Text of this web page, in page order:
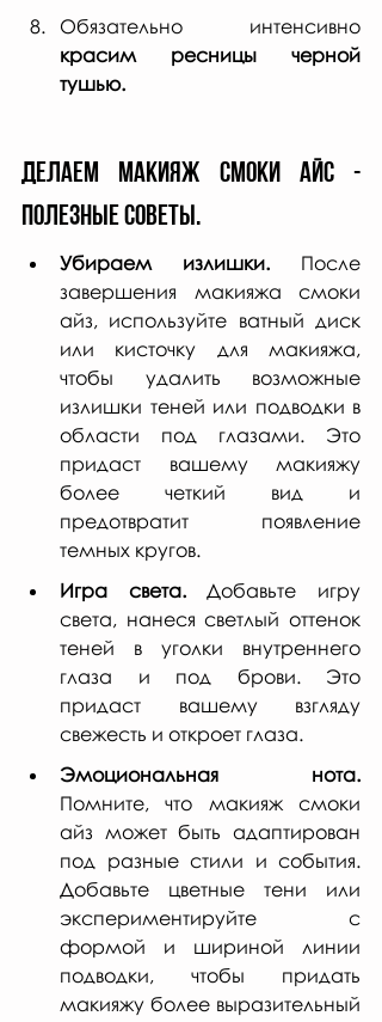
красим ресницы черной
тушью.
Делаем макияж смоки айс -
полезные советы.
Убираем излишки. После
завершения макияжа смоки
айз, используйте ватный диск
или кисточку для макияжа,
чтобы удалить возможные
излишки теней или подводки в
области под глазами. Это
придаст вашему макияжу
более четкий вид и
предотвратит появление
темных кругов.
Игра света. Добавьте игру
света, нанеся светлый оттенок
теней в уголки внутреннего
глаза и под брови. Это
придаст вашему взгляду
свежесть и откроет глаза.
Эмоциональная нота.
Помните, что макияж смоки
айз может быть адаптирован
под разные стили и события.
Добавьте цветные тени или
экспериментируйте с
формой и шириной линии
подводки, чтобы придать
макияжу более выразительный